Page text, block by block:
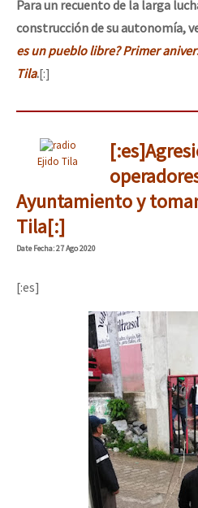
Para un recuento de la larga
construcción de su autonomía,
es un pueblo libre? Primer
Tila.[:]
Ejido Tila
Ayuntamiento y
Tila[:]
DateFecha: 27 Ago 2020
[:es]